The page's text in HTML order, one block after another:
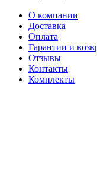
О компании
Доставка
Оплата
Гарантии и
Отзывы
Контакты
Комплекты